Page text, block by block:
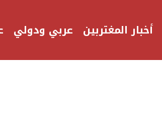
أخبار المغتربين عربي ودولي